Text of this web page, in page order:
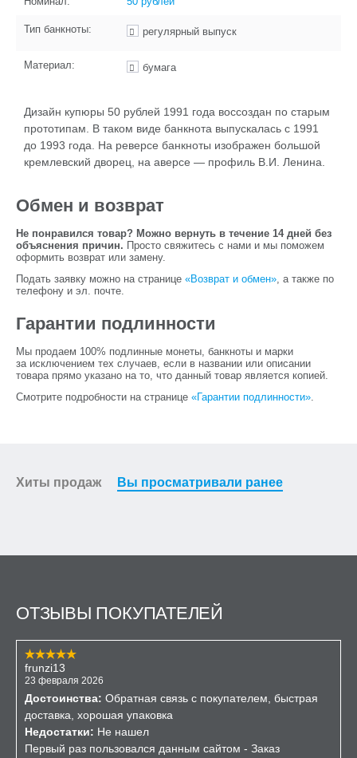
Тип банкноты: регулярный выпуск
Материал: бумага
Дизайн купюры 50 рублей 1991 года воссоздан по старым
прототипам. В таком виде банкнота выпускалась с 1991
до 1993 года. На реверсе банкноты изображен большой
кремлевский дворец, на аверсе — профиль В.И. Ленина.
Обмен и возврат
Не понравился товар? Можно вернуть в течение 14 дней без
объяснения причин. Просто свяжитесь с нами и мы поможем
оформить возврат или замену.
Подать заявку можно на странице «Возврат и обмен», а также по
телефону и эл. почте.
Гарантии подлинности
Мы продаем 100% подлинные монеты, банкноты и марки
за исключением тех случаев, если в названии или описании
товара прямо указано на то, что данный товар является копией.
Смотрите подробности на странице «Гарантии подлинности».
Хиты продаж Вы просматривали ранее
ОТЗЫВЫ ПОКУПАТЕЛЕЙ
frunzi13
23 февраля 2026
Достоинства: Обратная связь с покупателем, быстрая
доставка, хорошая упаковка
Недостатки: Не нашел
Первый раз пользовался данным сайтом - Заказ